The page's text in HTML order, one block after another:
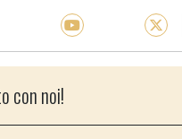
con noi!